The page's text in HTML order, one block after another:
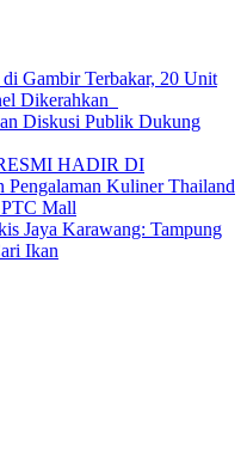
Gambir Terbakar, 20 Unit
Dikerahkan
Diskusi Publik Dukung
HADIR DI
Kuliner Thailand
Mall
Jaya Karawang: Tampung
Ikan